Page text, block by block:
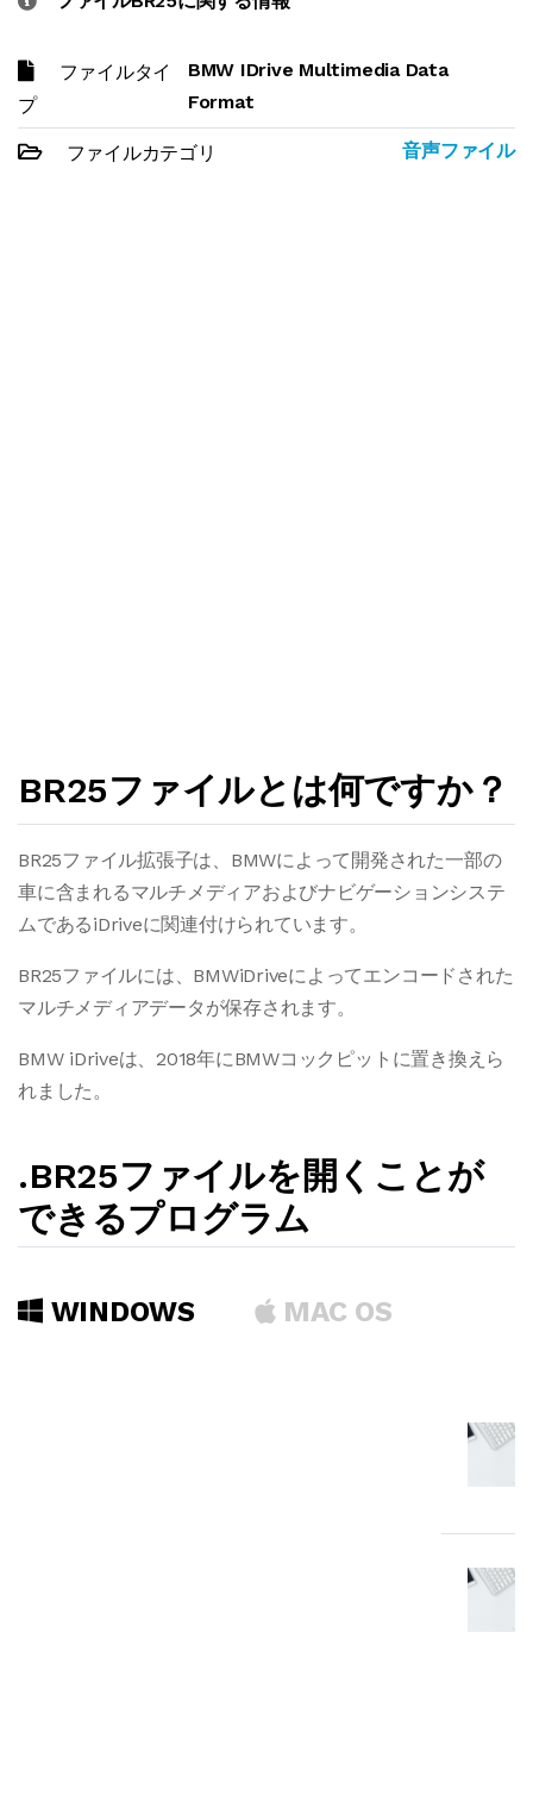
ファイルタイ
プ
BMW IDrive Multimedia Data
Format
ファイルカテゴリ 音声ファイル
BR25ファイルとは何ですか？
BR25ファイル拡張子は、BMWによって開発された一部の
車に含まれるマルチメディアおよびナビゲーションシステ
ムであるiDriveに関連付けられています。
BR25ファイルには、BMWiDriveによってエンコードされた
マルチメディアデータが保存されます。
BMW iDriveは、2018年にBMWコックピットに置き換えら
れました。
.BR25ファイルを開くことが
できるプログラム
WINDOWS MAC OS